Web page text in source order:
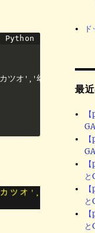
ツオ','幼児':'フグ田
最
と
と
と